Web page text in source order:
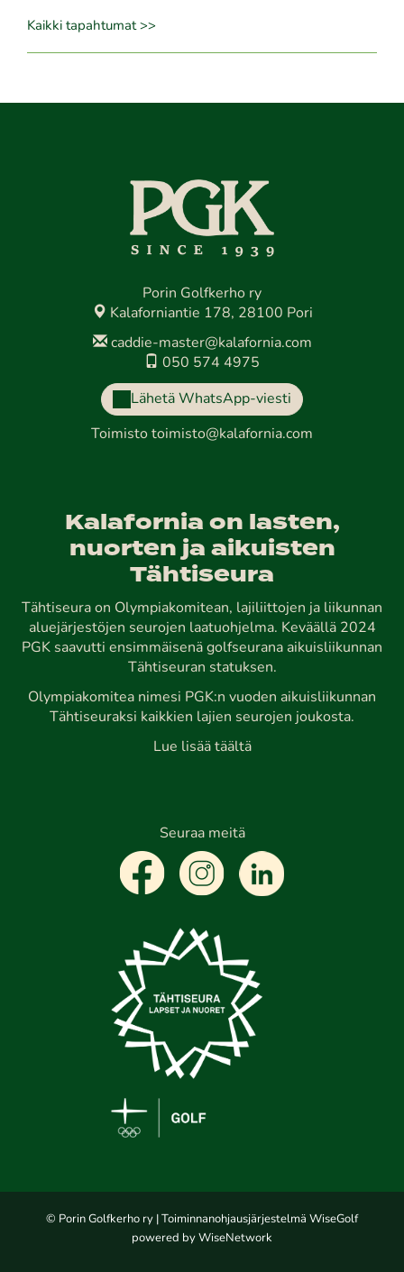
Kaikki tapahtumat >>
Porin Golfkerho ry
Kalaforniantie 178, 28100 Pori
caddie-master@kalafornia.com
050 574 4975
Lähetä WhatsApp-viesti
Toimisto toimisto@kalafornia.com
Kalafornia on lasten,
nuorten ja aikuisten
Tähtiseura
Tähtiseura on Olympiakomitean, lajiliittojen ja liikunnan
aluejärjestöjen seurojen laatuohjelma. Keväällä 2024
PGK saavutti ensimmäisenä golfseurana aikuisliikunnan
Tähtiseuran statuksen.
Olympiakomitea nimesi PGK:n vuoden aikuisliikunnan
Tähtiseuraksi kaikkien lajien seurojen joukosta.
Lue lisää täältä
Seuraa meitä
© Porin Golfkerho ry | Toiminnanohjausjärjestelmä WiseGolf
powered by WiseNetwork